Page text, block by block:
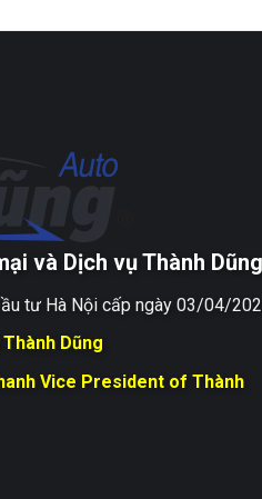
và Dịch vụ Thành Dũng
tư Hà Nội cấp ngày 03/04/
Dũng
Vice President of Thành